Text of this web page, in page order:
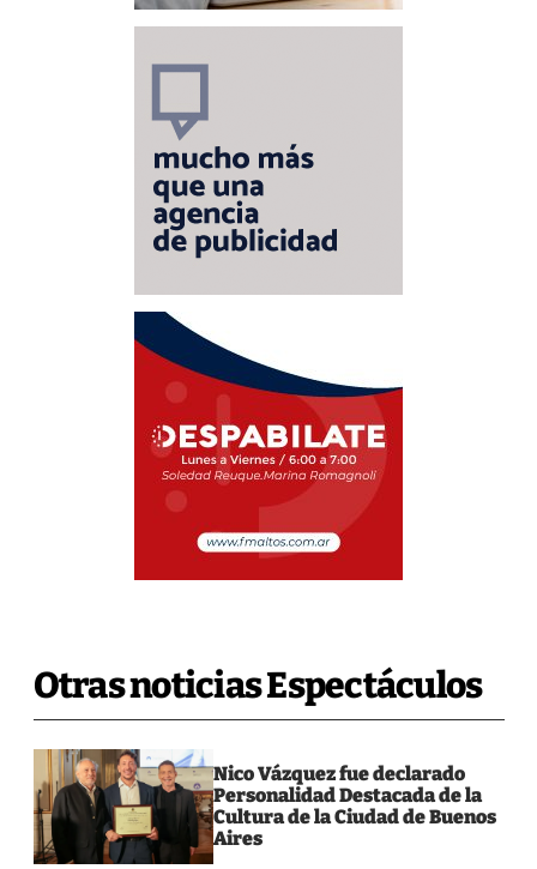
Otras noticias Espectáculos
Nico Vázquez fue declarado
Personalidad Destacada de la
Cultura de la Ciudad de Buenos
Aires